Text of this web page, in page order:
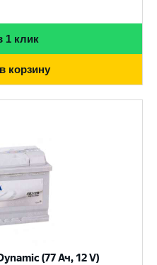
1 клик
корзину
(77 Ач, 12 V)